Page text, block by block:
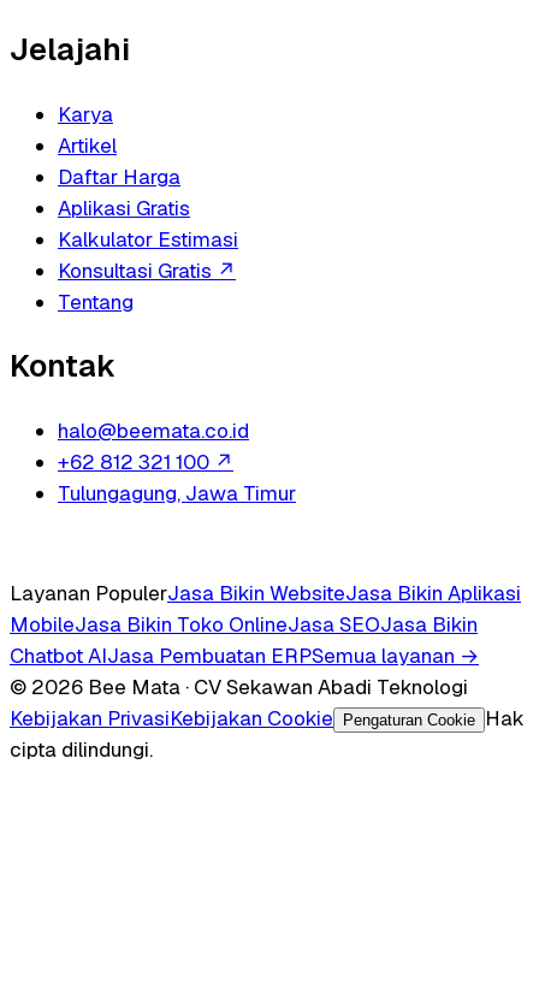
Jelajahi
Karya
Artikel
Daftar Harga
Aplikasi Gratis
Kalkulator Estimasi
Konsultasi Gratis ↗
Tentang
Kontak
halo@beemata.co.id
+62 812 321 100 ↗
Tulungagung, Jawa Timur
Layanan PopulerJasa Bikin WebsiteJasa Bikin Aplikasi
MobileJasa Bikin Toko OnlineJasa SEOJasa Bikin
Chatbot AIJasa Pembuatan ERPSemua layanan →
© 2026 Bee Mata · CV Sekawan Abadi Teknologi
Kebijakan PrivasiKebijakan Cookie Pengaturan Cookie
Hak
cipta dilindungi.